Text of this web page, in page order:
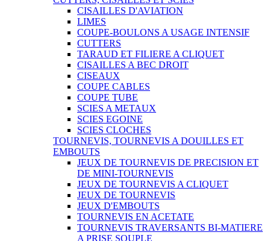
CISAILLES D'AVIATION
LIMES
COUPE-BOULONS A USAGE INTENSIF
CUTTERS
TARAUD ET FILIERE A CLIQUET
CISAILLES A BEC DROIT
CISEAUX
COUPE CABLES
COUPE TUBE
SCIES A METAUX
SCIES EGOINE
SCIES CLOCHES
TOURNEVIS, TOURNEVIS A DOUILLES ET
EMBOUTS
JEUX DE TOURNEVIS DE PRECISION ET
DE MINI-TOURNEVIS
JEUX DE TOURNEVIS A CLIQUET
JEUX DE TOURNEVIS
JEUX D'EMBOUTS
TOURNEVIS EN ACETATE
TOURNEVIS TRAVERSANTS BI-MATIERE
A PRISE SOUPLE